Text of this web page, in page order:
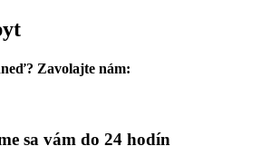
Zavolajte nám:
sa vám do 24 hodín